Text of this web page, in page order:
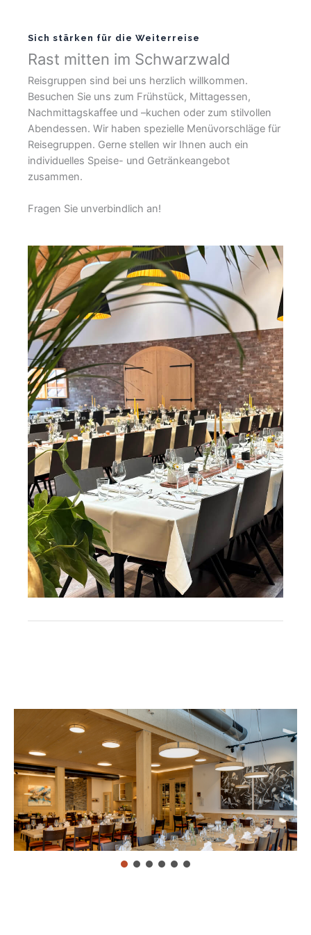
Sich stärken für die Weiterreise
Rast mitten im Schwarzwald
Reisgruppen sind bei uns herzlich willkommen.
Besuchen Sie uns zum Frühstück, Mittagessen,
Nachmittagskaffee und –kuchen oder zum stilvollen
Abendessen. Wir haben spezielle Menüvorschläge für
Reisegruppen. Gerne stellen wir Ihnen auch ein
individuelles Speise- und Getränkeangebot
zusammen.
Fragen Sie unverbindlich an!